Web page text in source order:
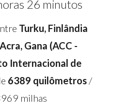
26 minutos
Turku, Finlândia
Acra, Gana (ACC -
Internacional de
6389 quilômetros /
milhas